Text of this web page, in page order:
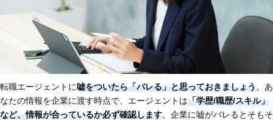
転職エージェントに嘘をついたら「バレる」と思っておきましょう。あ
なたの情報を企業に渡す時点で、エージェントは「学歴/職歴/スキル」
など、情報が合っているか必ず確認します。企業に嘘がバレるとそもそ